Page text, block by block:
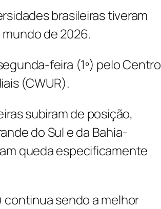
brasileiras tiveram
de 2026.
feira (1º) pelo Centro
(CWUR).
subiram de posição,
do Sul e da Bahia-
queda especificamente
continua sendo a melhor